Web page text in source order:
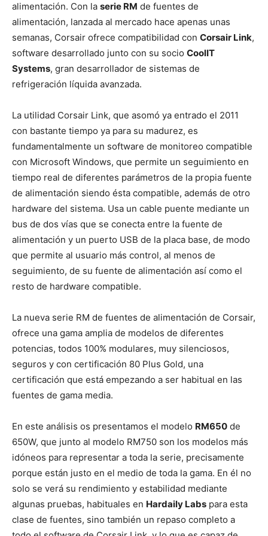
alimentación. Con la serie RM de fuentes de
alimentación, lanzada al mercado hace apenas unas
semanas, Corsair ofrece compatibilidad con Corsair Link,
software desarrollado junto con su socio CoolIT
Systems, gran desarrollador de sistemas de
refrigeración líquida avanzada.
La utilidad Corsair Link, que asomó ya entrado el 2011
con bastante tiempo ya para su madurez, es
fundamentalmente un software de monitoreo compatible
con Microsoft Windows, que permite un seguimiento en
tiempo real de diferentes parámetros de la propia fuente
de alimentación siendo ésta compatible, además de otro
hardware del sistema. Usa un cable puente mediante un
bus de dos vías que se conecta entre la fuente de
alimentación y un puerto USB de la placa base, de modo
que permite al usuario más control, al menos de
seguimiento, de su fuente de alimentación así como el
resto de hardware compatible.
La nueva serie RM de fuentes de alimentación de Corsair,
ofrece una gama amplia de modelos de diferentes
potencias, todos 100% modulares, muy silenciosos,
seguros y con certificación 80 Plus Gold, una
certificación que está empezando a ser habitual en las
fuentes de gama media.
En este análisis os presentamos el modelo RM650 de
650W, que junto al modelo RM750 son los modelos más
idóneos para representar a toda la serie, precisamente
porque están justo en el medio de toda la gama. En él no
solo se verá su rendimiento y estabilidad mediante
algunas pruebas, habituales en Hardaily Labs para esta
clase de fuentes, sino también un repaso completo a